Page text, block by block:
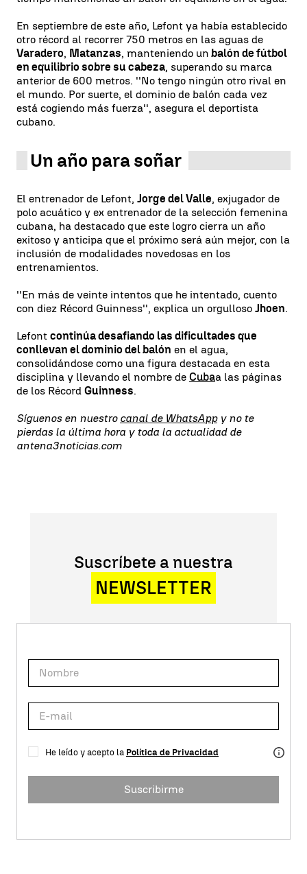
En septiembre de este año, Lefont ya había establecido
otro récord al recorrer 750 metros en las aguas de
Varadero, Matanzas, manteniendo un balón de fútbol
en equilibrio sobre su cabeza, superando su marca
anterior de 600 metros. ''No tengo ningún otro rival en
el mundo. Por suerte, el dominio de balón cada vez
está cogiendo más fuerza'', asegura el deportista
cubano.
Un año para soñar
El entrenador de Lefont, Jorge del Valle, exjugador de
polo acuático y ex entrenador de la selección femenina
cubana, ha destacado que este logro cierra un año
exitoso y anticipa que el próximo será aún mejor, con la
inclusión de modalidades novedosas en los
entrenamientos.
''En más de veinte intentos que he intentado, cuento
con diez Récord Guinness'', explica un orgulloso Jhoen.
Lefont continúa desafiando las dificultades que
conllevan el dominio del balón en el agua,
consolidándose como una figura destacada en esta
disciplina y llevando el nombre de Cubaa las páginas
de los Récord Guinness.
Síguenos en nuestro canal de WhatsAppy no te
pierdas la última hora y toda la actualidad de
antena3noticias.com
Suscríbete a nuestra
NEWSLETTER
He leído y acepto la Política de Privacidad
Suscribirme